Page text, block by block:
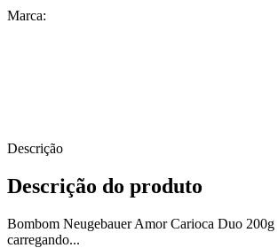
Marca:
Descrição
Descrição do produto
Bombom Neugebauer Amor Carioca Duo 200g
carregando...